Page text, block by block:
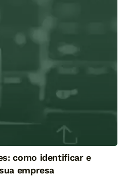
como identificar e
empresa